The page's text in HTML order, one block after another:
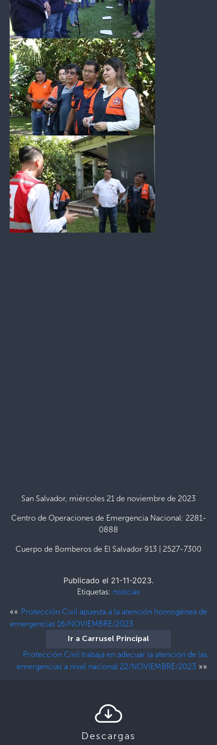
San Salvador, miércoles 21 de noviembre de 2023
Centro de Operaciones de Emergencia Nacional: 2281-
0888
Cuerpo de Bomberos de El Salvador 913 | 2527-7300
Publicado el 21-11-2023.
Etiquetas: noticias
«« Protección Civil apuesta a la atención homogénea de
emergencias 16/NOVIEMBRE/2023
Ir a Carrusel Principal
Protección Civil trabaja en adecuar la atención de las
emergencias a nivel nacional 22/NOVIEMBRE/2023 »»
Descargas